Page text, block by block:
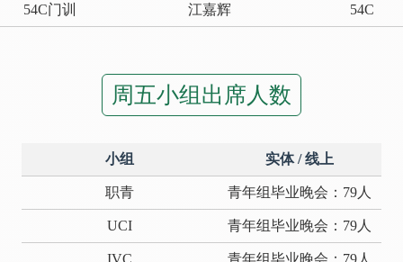
54C门训 江嘉辉 54C
周五小组出席人数
小组 实体 / 线上
职青 青年组毕业晚会：79人
UCI 青年组毕业晚会：79人